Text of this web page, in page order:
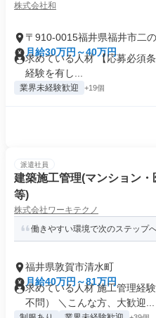
株式会社和
〒910-0015福井県福井市二
月給30万円～40万円
求めている人材 【応募必須
経験を有し...
業界未経験歓迎 +19個
派遣社員
建築施工管理(マンション
等)
株式会社ワーキテクノ
働きやすい環境で次のステップ
福井県敦賀市清水町
月給40万円～81万円
求めている人材 施工管理経
不問） ＼こんな方、大歓迎...